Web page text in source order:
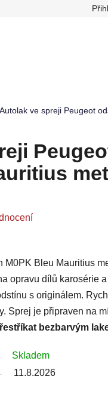
Autolak ve spreji Peugeot
M0PK Bleu Mauritius
opravu dílů karosérie
s originálem.
Sprej je připraven na
bezbarvým
Skladem
11.8.2026